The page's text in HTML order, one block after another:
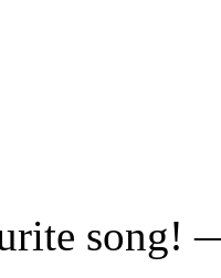
song!